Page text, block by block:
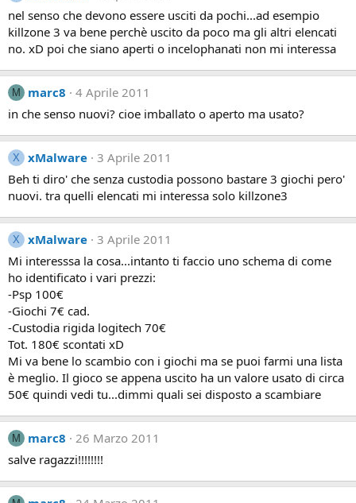
nel senso che devono essere usciti da pochi...ad esempio
killzone 3 va bene perchè uscito da poco ma gli altri elencati
no. xD poi che siano aperti o incelophanati non mi interessa
M marc8
4 Aprile 2011
in che senso nuovi? cioe imballato o aperto ma usato?
X xMalware 3 Aprile 2011
Beh ti diro' che senza custodia possono bastare 3 giochi pero'
nuovi. tra quelli elencati mi interessa solo killzone3
X xMalware 3 Aprile 2011
Mi interesssa la cosa...intanto ti faccio uno schema di come
ho identificato i vari prezzi:
-Psp 100€
-Giochi 7€ cad.
-Custodia rigida logitech 70€
Tot. 180€ scontati xD
Mi va bene lo scambio con i giochi ma se puoi farmi una lista
è meglio. Il gioco se appena uscito ha un valore usato di circa
50€ quindi vedi tu...dimmi quali sei disposto a scambiare
M marc8
26 Marzo 2011
salve ragazzi!!!!!!!!